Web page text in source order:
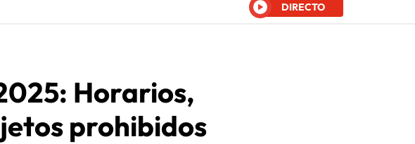
DIRECTO
Horarios,
prohibidos